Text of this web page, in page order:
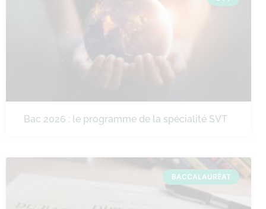
Bac 2026 : le programme de la spécialité SVT
BACCALAURÉAT